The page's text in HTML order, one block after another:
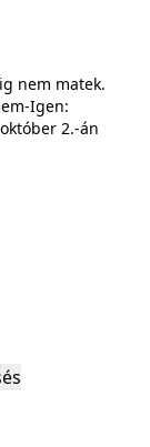
nem matek.
Igen:
2.-án